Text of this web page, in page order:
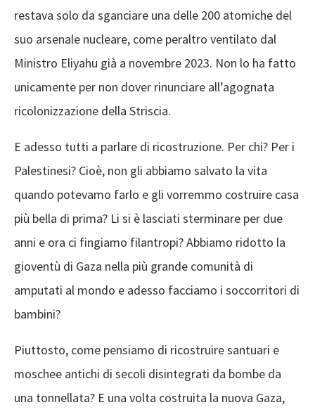
restava solo da sganciare una delle 200 atomiche del
suo arsenale nucleare, come peraltro ventilato dal
Ministro Eliyahu già a novembre 2023. Non lo ha fatto
unicamente per non dover rinunciare all’agognata
ricolonizzazione della Striscia.
E adesso tutti a parlare di ricostruzione. Per chi? Per i
Palestinesi? Cioè, non gli abbiamo salvato la vita
quando potevamo farlo e gli vorremmo costruire casa
più bella di prima? Li si è lasciati sterminare per due
anni e ora ci fingiamo filantropi? Abbiamo ridotto la
gioventù di Gaza nella più grande comunità di
amputati al mondo e adesso facciamo i soccorritori di
bambini?
Piuttosto, come pensiamo di ricostruire santuari e
moschee antichi di secoli disintegrati da bombe da
una tonnellata? E una volta costruita la nuova Gaza,